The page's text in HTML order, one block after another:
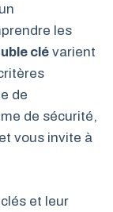
les
clé varient
de
de sécurité,
vous invite à
et leur